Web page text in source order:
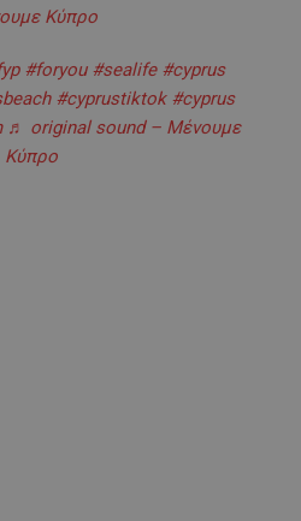
Κύπρο
#foryou #sealife #cyprus
#cyprustiktok #cyprus
♬ original sound – Μένουμε
Κύπρο